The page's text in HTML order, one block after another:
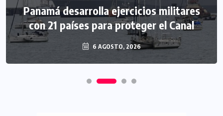
Panamá desarrolla ejercicios militares
con 21 países para proteger el Canal
6 AGOSTO, 2026